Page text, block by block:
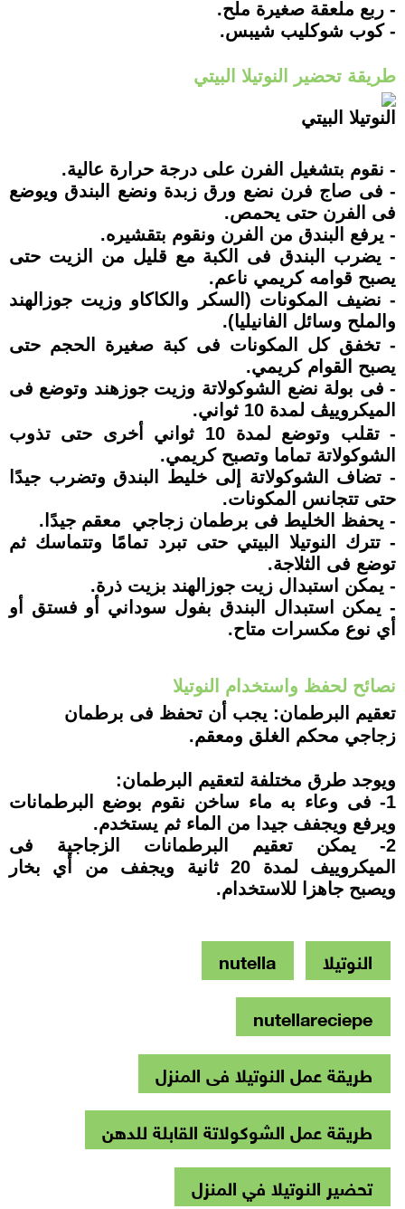
- ربع ملعقة صغيرة ملح.
- كوب شوكليب شيبس.
طريقة تحضير النوتيلا البيتي
النوتيلا البيتي
- نقوم بتشغيل الفرن على درجة حرارة عالية.
- فى صاج فرن نضع ورق زبدة ونضع البندق ويوضع
فى الفرن حتى يحمص.
- يرفع البندق من الفرن ونقوم بتقشيره.
- يضرب البندق فى الكبة مع قليل من الزيت حتى
يصبح قوامه كريمي ناعم.
- نضيف المكونات (السكر والكاكاو وزيت جوزالهند
والملح وسائل الفانيليا).
- تخفق كل المكونات فى كبة صغيرة الحجم حتى
يصبح القوام كريمي.
- فى بولة نضع الشوكولاتة وزيت جوزهند وتوضع فى
الميكروييڤ لمدة 10 ثواني.
- تقلب وتوضع لمدة 10 ثواني أخرى حتى تذوب
الشوكولاتة تماما وتصبح كريمي.
- تضاف الشوكولاتة إلى خليط البندق وتضرب جيدًا
حتى تتجانس المكونات.
- يحفظ الخليط فى برطمان زجاجي معقم جيدًا.
- تترك النوتيلا البيتي حتى تبرد تمامًا وتتماسك ثم
توضع فى الثلاجة.
- يمكن استبدال زيت جوزالهند بزيت ذرة.
- يمكن استبدال البندق بفول سوداني أو فستق أو
أي نوع مكسرات متاح.
نصائح لحفظ واستخدام النوتيلا
تعقيم البرطمان: يجب أن تحفظ فى برطمان
زجاجي محكم الغلق ومعقم.
ويوجد طرق مختلفة لتعقيم البرطمان:
1- فى وعاء به ماء ساخن نقوم بوضع البرطمانات
ويرفع ويجفف جيدا من الماء ثم يستخدم.
2- يمكن تعقيم البرطمانات الزجاجية فى
الميكروييف لمدة 20 ثانية ويجفف من أي بخار
ويصبح جاهزا للاستخدام.
النوتيلا
nutella
nutellareciepe
طريقة عمل النوتيلا فى المنزل
طريقة عمل الشوكولاتة القابلة للدهن
تحضير النوتيلا في المنزل